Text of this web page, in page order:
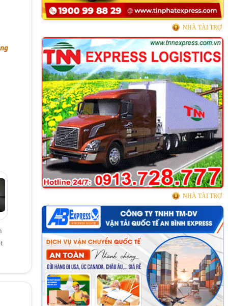
NHÀ TÀI TRỢ
NHÀ TÀI TRỢ